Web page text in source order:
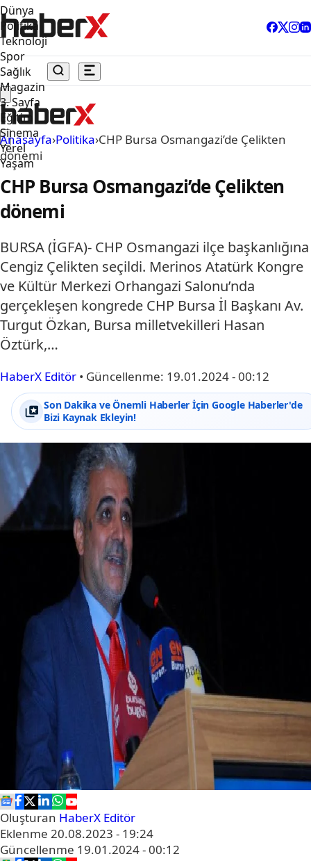
Dünya
Politika
Teknoloji
Spor
Sağlık
Magazin
3. Sayfa
Eğitim
Sinema
Yerel
Yaşam
Anasayfa›Politika›CHP Bursa Osmangazi’de Çelikten
dönemi
CHP Bursa Osmangazi’de Çelikten
dönemi
BURSA (İGFA)- CHP Osmangazi ilçe başkanlığına
Cengiz Çelikten seçildi. Merinos Atatürk Kongre
ve Kültür Merkezi Orhangazi Salonu’nda
gerçekleşen kongrede CHP Bursa İl Başkanı Av.
Turgut Özkan, Bursa milletvekilleri Hasan
Öztürk,…
HaberX Editör • Güncellenme: 19.01.2024 - 00:12
Son Dakika ve Önemli Haberler İçin Google Haberler'de
Bizi Kaynak Ekleyin!
Oluşturan HaberX Editör
Eklenme 20.08.2023 - 19:24
Güncellenme 19.01.2024 - 00:12